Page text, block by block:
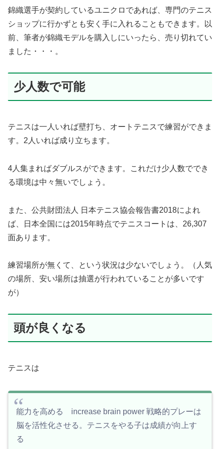
錦織選手が契約しているユニクロであれば、専門のテニス
ショップに行かずとも安く手に入れることもできます。以
前、筆者が錦織モデルを購入しにいったら、売り切れてい
ました・・・。
少人数で可能
テニスは一人いれば壁打ち、オートテニスで練習ができま
す。2人いれば成り立ちます。
4人集まればダブルスができます。これだけ少人数ででき
る環境は中々無いでしょう。
また、公共財団法人 日本テニス協会報告書2018によれ
ば、日本全国には2015年時点でテニスコートは、26,307
面あります。
練習場所が無くて、という状況は少ないでしょう。（人気
の場所、安い場所は抽選が行われていることが多いです
が）
頭が良くなる
テニスは
能力を高める increase brain power 戦略的プレーは
脳を活性化させる。テニスをやる子は成績が向上す
る